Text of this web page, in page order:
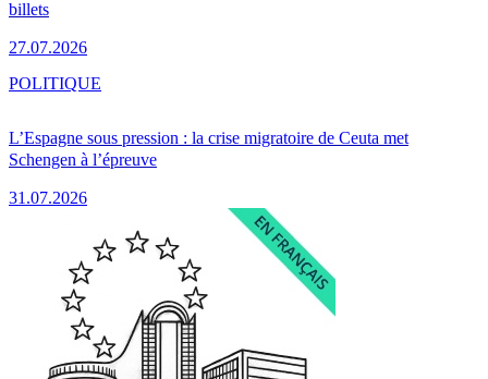
billets
27.07.2026
L’Espagne sous pression : la crise migratoire de Ceuta met
Schengen à l’épreuve
31.07.2026
POLITIQUE